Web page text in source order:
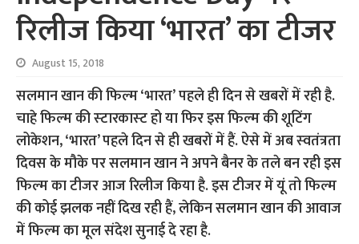
रिलीज किया ‘भारत’ का टीजर
August 15, 2018
सलमान खान की फिल्‍म ‘भारत’ पहले ही दिन से खबरों में रही है.
चाहे फिल्‍म की स्‍टारकास्‍ट हो या फिर इस फिल्‍म की शूटिंग
लोकेशन, ‘भारत’ पहले दिन से ही खबरों में हैं. ऐसे में अब स्‍वतंत्रता
दिवस के मौके पर सलमान खान ने अपने बैनर के तले बन रही इस
फिल्‍म का टीजर आज रिलीज किया है. इस टीजर में यूं तो फिल्‍म
की कोई झलक नहीं दिख रही हैं, लेकिन सलमान खान की आवाज
में फिल्‍म का मूल संदेश सुनाई दे रहा है.